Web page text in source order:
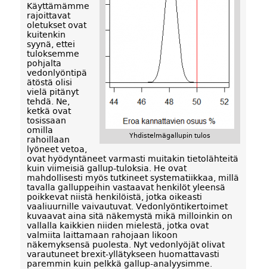
Yhdistelmägallupin tulos
Käyttämämme
rajoittavat
oletukset ovat
kuitenkin
syynä, ettei
tuloksemme
pohjalta
vedonlyöntipä
ätöstä olisi
vielä pitänyt
tehdä. Ne,
ketkä ovat
tosissaan
omilla
rahoillaan
lyöneet vetoa,
ovat hyödyntäneet varmasti muitakin tietolähteitä
kuin viimeisiä gallup-tuloksia. He ovat
mahdollisesti myös tutkineet systematiikkaa, millä
tavalla galluppeihin vastaavat henkilöt yleensä
poikkevat niistä henkilöistä, jotka oikeasti
vaaliuurnille vaivautuvat. Vedonlyöntikertoimet
kuvaavat aina sitä näkemystä mikä milloinkin on
vallalla kaikkien niiden mielestä, jotka ovat
valmiita laittamaan rahojaan likoon
näkemyksensä puolesta. Nyt vedonlyöjät olivat
varautuneet brexit-yllätykseen huomattavasti
paremmin kuin pelkkä gallup-analyysimme.